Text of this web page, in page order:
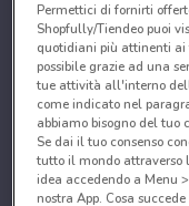
Permettici di fornirti
Shopfully/Tiendeo puoi
quotidiani più attinenti ai
possibile grazie ad una
tue attività all'interno
come indicato nel
abbiamo bisogno del tuo
Se dai il tuo consenso
tutto il mondo attraverso
idea accedendo a Menu
nostra App. Cosa